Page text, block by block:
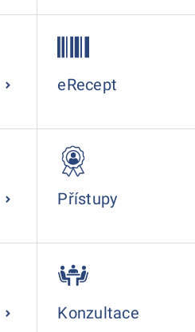
eRecept
Přístupy
Konzultace